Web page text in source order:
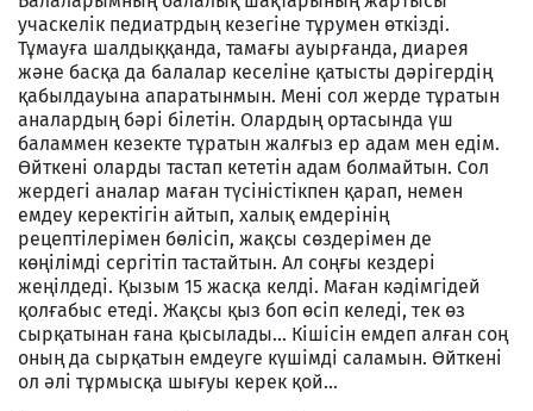
учаскелік педиатрдың кезегіне тұрумен өткізді.
Тұмауға шалдыққанда, тамағы ауырғанда, диарея
және басқа да балалар кеселіне қатысты дәрігердің
қабылдауына апаратынмын. Мені сол жерде тұратын
аналардың бәрі білетін. Олардың ортасында үш
баламмен кезекте тұратын жалғыз ер адам мен едім.
Өйткені оларды тастап кететін адам болмайтын. Сол
жердегі аналар маған түсіністікпен қарап, немен
емдеу керектігін айтып, халық емдерінің
рецептілерімен бөлісіп, жақсы сөздерімен де
көңілімді сергітіп тастайтын. Ал соңғы кездері
жеңілдеді. Қызым 15 жасқа келді. Маған кәдімгідей
қолғабыс етеді. Жақсы қыз боп өсіп келеді, тек өз
сырқатынан ғана қысылады... Кішісін емдеп алған соң
оның да сырқатын емдеуге күшімді саламын. Өйткені
ол әлі тұрмысқа шығуы керек қой...